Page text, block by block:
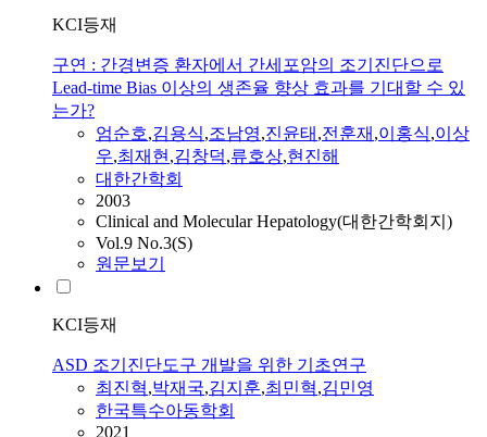
KCI등재
구연 : 간경변증 환자에서 간세포암의 조기진단으로
Lead-time Bias 이상의 생존율 향상 효과를 기대할 수 있
는가?
엄순호,김용식,조남영,진윤태 ,전훈재 ,이홍식,이상
우,최재현,김창덕,류호상,현진해
대한간학회
2003
Clinical and Molecular Hepatology(대한간학회지)
Vol.9 No.3(S)
원문보기
KCI등재
ASD 조기진단도구 개발을 위한 기초연구
최진혁,박재국,김지훈,최민혁,김민영
한국특수아동학회
2021